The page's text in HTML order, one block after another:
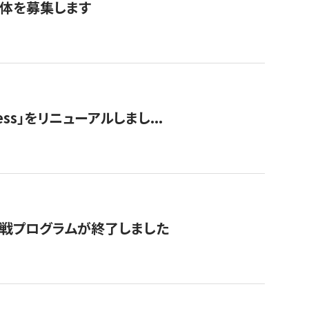
を募集します
」をリニューアルしまし...
プログラムが終了しました